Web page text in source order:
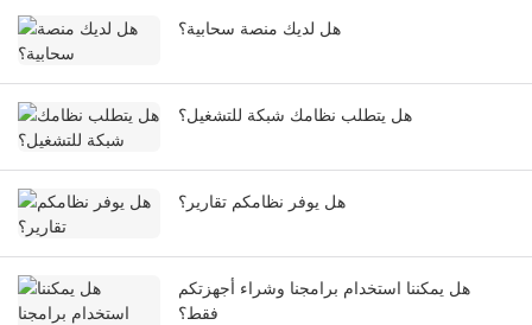
هل لديك منصة سحابية؟
هل يتطلب نظامك شبكة للتشغيل؟
هل يوفر نظامكم تقارير؟
هل يمكننا استخدام برامجنا وشراء أجهزتكم
فقط؟